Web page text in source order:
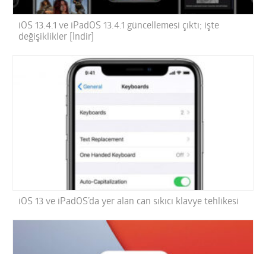
iOS 13.4.1 ve iPadOS 13.4.1 güncellemesi çıktı; işte
değişiklikler [İndir]
iOS 13 ve iPadOS’da yer alan can sıkıcı klavye tehlikesi